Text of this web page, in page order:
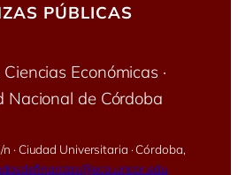
PÚBLICAS
Económicas ·
Nacional de Córdoba
· Ciudad Universitaria · Córdoba,